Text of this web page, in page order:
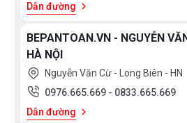
Dẫn đường
BEPANTOAN.VN - NGUYỄN
HÀ NỘI
Nguyễn Văn Cừ - Long Biên - HN
0976.665.669 - 0833.665.669
Dẫn đường